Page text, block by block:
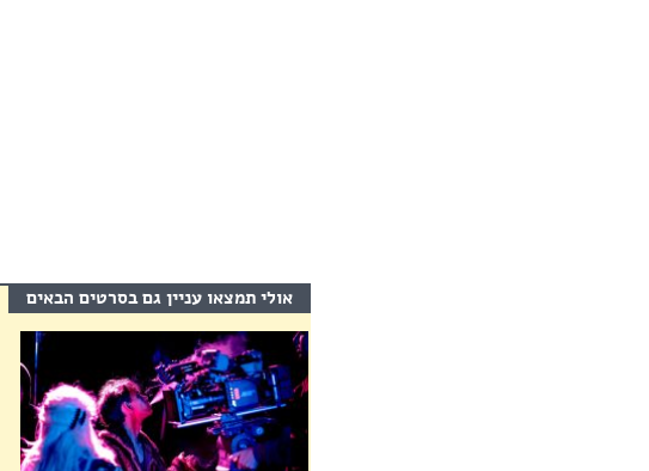
אולי תמצאו עניין גם בסרטים הבאים